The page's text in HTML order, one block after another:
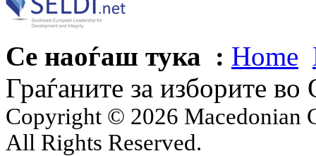
Се наоѓаш тука : Home
Граѓаните за изборите
Copyright © 2026 Macedonian
All Rights Reserved.